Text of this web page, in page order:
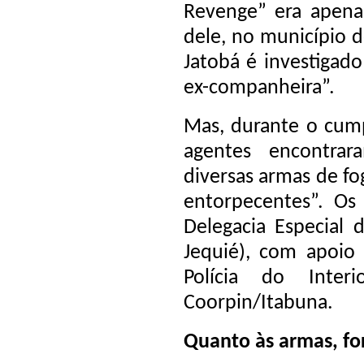
Revenge” era
dele, no município
Jatobá é
ex-companheira”.
Mas, durante o
agentes
diversas armas de
entorpecentes”.
Delegacia
Jequié), com apoio
Polícia do
Coorpin/Itabuna.
Quanto às armas,